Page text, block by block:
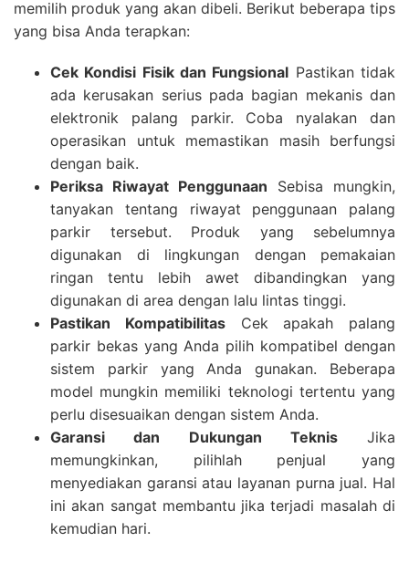
memilih produk yang akan dibeli. Berikut beberapa tips
yang bisa Anda terapkan:
Cek Kondisi Fisik dan Fungsional Pastikan tidak
ada kerusakan serius pada bagian mekanis dan
elektronik palang parkir. Coba nyalakan dan
operasikan untuk memastikan masih berfungsi
dengan baik.
Periksa Riwayat Penggunaan Sebisa mungkin,
tanyakan tentang riwayat penggunaan palang
parkir tersebut. Produk yang sebelumnya
digunakan di lingkungan dengan pemakaian
ringan tentu lebih awet dibandingkan yang
digunakan di area dengan lalu lintas tinggi.
Pastikan KompatibilitasCek apakah palang
parkir bekas yang Anda pilih kompatibel dengan
sistem parkir yang Anda gunakan. Beberapa
model mungkin memiliki teknologi tertentu yang
perlu disesuaikan dengan sistem Anda.
Garansi dan Dukungan TeknisJika
memungkinkan, pilihlah penjual yang
menyediakan garansi atau layanan purna jual. Hal
ini akan sangat membantu jika terjadi masalah di
kemudian hari.